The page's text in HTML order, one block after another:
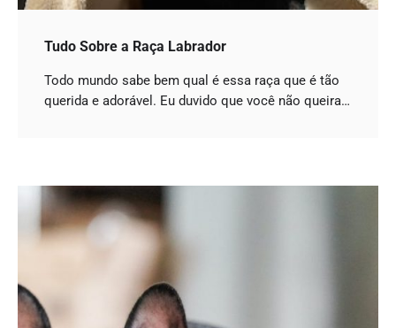
Tudo Sobre a Raça Labrador
Todo mundo sabe bem qual é essa raça que é tão
querida e adorável. Eu duvido que você não queira…